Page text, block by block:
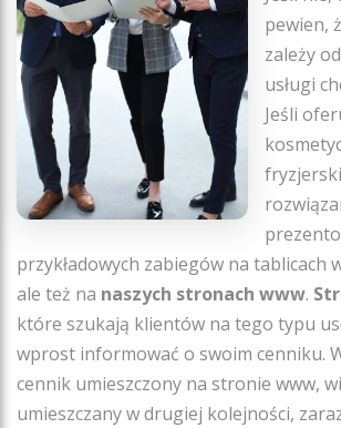
pewien,
zależy
usługi
Jeśli
przykładowych zabiegów na tablicach
ale też na naszych stronach www.
które szukają klientów na tego typu
wprost informować o swoim cenniku.
cennik umieszczony na stronie www,
umieszczany w drugiej kolejności,